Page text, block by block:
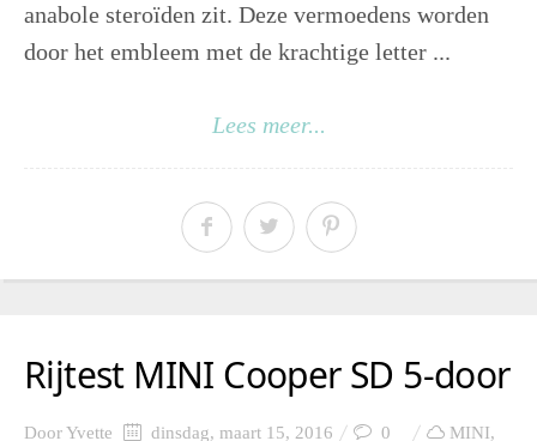
anabole steroïden zit. Deze vermoedens worden
door het embleem met de krachtige letter ...
Lees meer...
Rijtest MINI Cooper SD 5-door
DoorYvette dinsdag, maart 15, 2016 0 MINI,